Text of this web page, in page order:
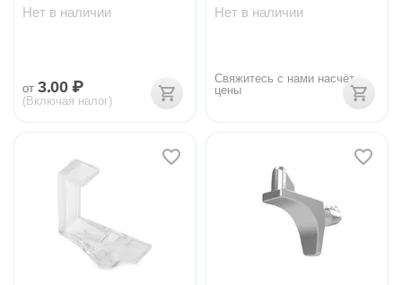
Нет в наличии
от 3.00 ₽
(Включая налог)
Нет в наличии
Свяжитесь с нами насчёт
цены